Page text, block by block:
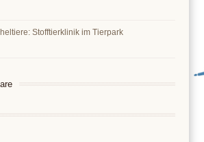
Stofftierklinik im Tierpark